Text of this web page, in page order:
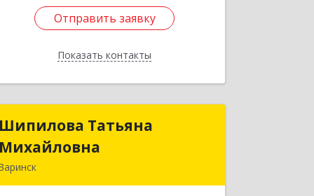
Отправить заявку
Показать контакты
Отправить заявку
Назад
Шипилова Татьяна
Михайловна
Шипилова Татьяна